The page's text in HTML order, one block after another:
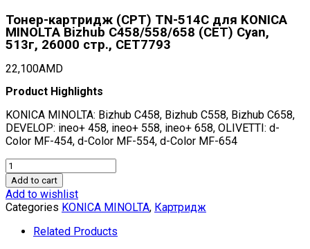
Тонер-картридж (CPT) TN-514C для KONICA
MINOLTA Bizhub C458/558/658 (CET) Cyan,
513г, 26000 стр., CET7793
22,100AMD
Product Highlights
KONICA MINOLTA: Bizhub C458, Bizhub C558, Bizhub C658,
DEVELOP: ineo+ 458, ineo+ 558, ineo+ 658, OLIVETTI: d-
Color MF-454, d-Color MF-554, d-Color MF-654
Тонер-
картридж
(CPT)
TN-
514C
для
Add to cart
Add to wishlist
Categories KONICA MINOLTA, Картридж
Related Products